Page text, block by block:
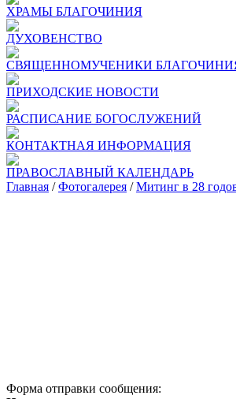
ХРАМЫ БЛАГОЧИНИЯ
ДУХОВЕНСТВО
СВЯЩЕННОМУЧЕНИКИ
ПРИХОДСКИЕ НОВОСТИ
РАСПИСАНИЕ БОГОСЛУЖЕНИЙ
КОНТАКТНАЯ ИНФОРМАЦИЯ
ПРАВОСЛАВНЫЙ КАЛЕНДАРЬ
Главная /Фотогалерея /Митинг в 28
Форма отправки сообщения: